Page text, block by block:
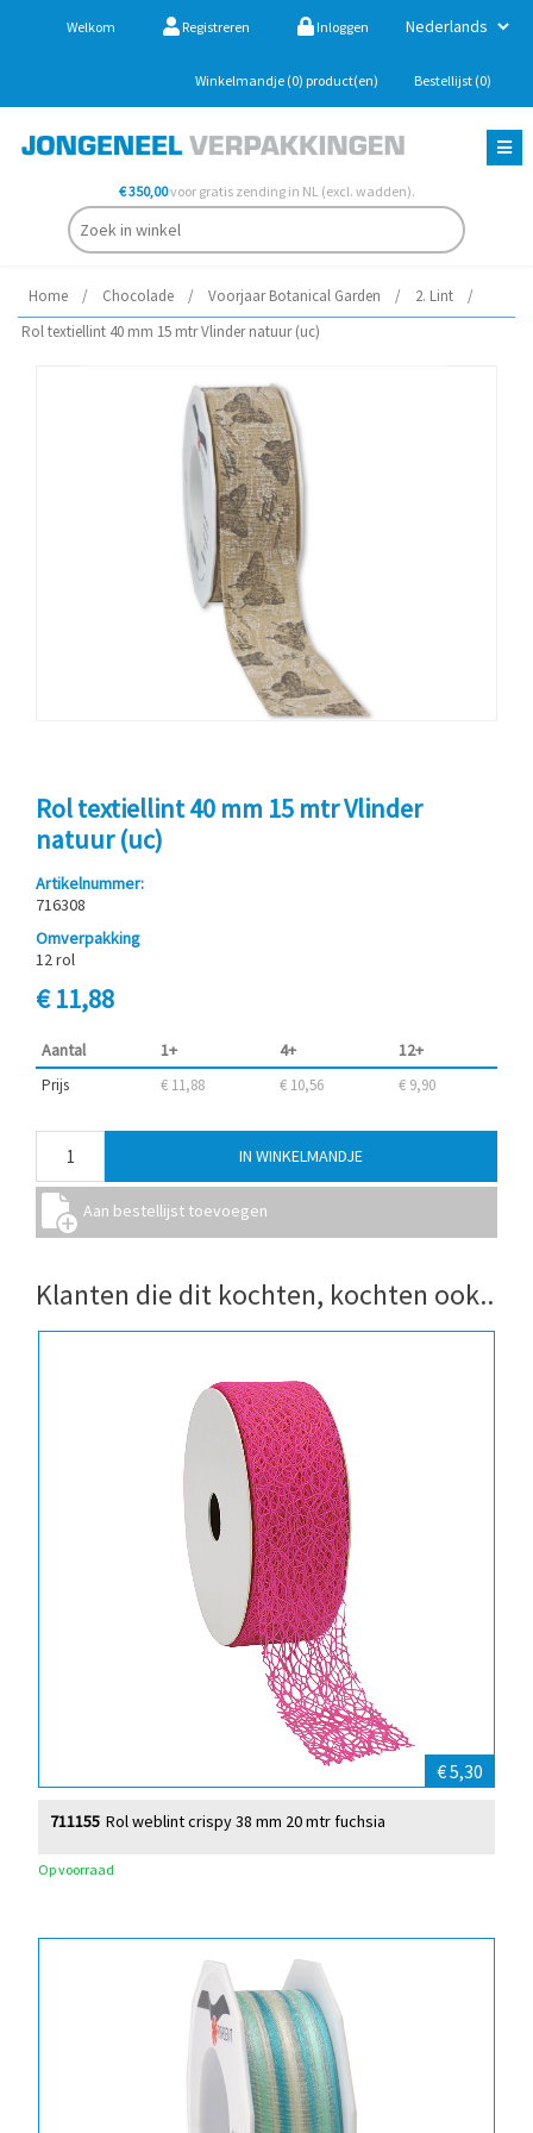
Welkom Registreren Inloggen
Winkelmandje (0) product(en) Bestellijst (0)
€ 350,00voor gratis zending in NL (excl. wadden).
Home / Chocolade / Voorjaar Botanical Garden / 2. Lint
/
Rol textiellint 40 mm 15 mtr Vlinder natuur (uc)
Rol textiellint 40 mm 15 mtr Vlinder
natuur (uc)
Artikelnummer:
716308
Omverpakking
12 rol
€ 11,88
Aantal 1+ 4+ 12+
Prijs € 11,88 € 10,56 € 9,90
Klanten die dit kochten, kochten ook..
€ 5,30
Rol weblint crispy 38 mm 20 mtr fuchsia
711155
Op voorraad